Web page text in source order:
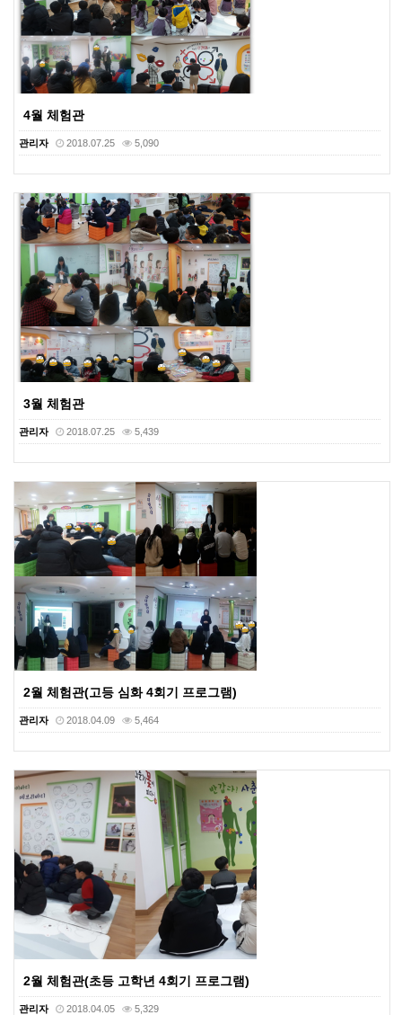
4월 체험관
관리자 2018.07.25 5,090
3월 체험관
관리자 2018.07.25 5,439
2월 체험관(고등 심화 4회기 프로그램)
관리자 2018.04.09 5,464
2월 체험관(초등 고학년 4회기 프로그램)
관리자 2018.04.05 5,329